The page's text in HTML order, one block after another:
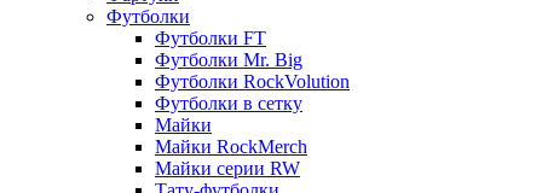
Футболки
Футболки FT
Футболки Mr. Big
Футболки RockVolution
Футболки в сетку
Майки
Майки RockMerch
Майки серии RW